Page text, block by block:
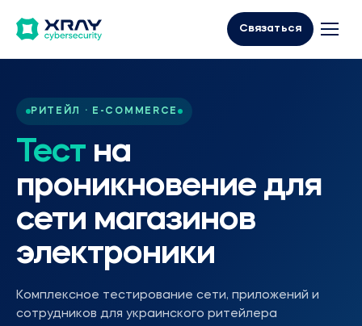
Связаться
РИТЕЙЛ · E-COMMERCE
Тестна
проникновение для
сети магазинов
электроники
Комплексное тестирование сети, приложений и
сотрудников для украинского ритейлера